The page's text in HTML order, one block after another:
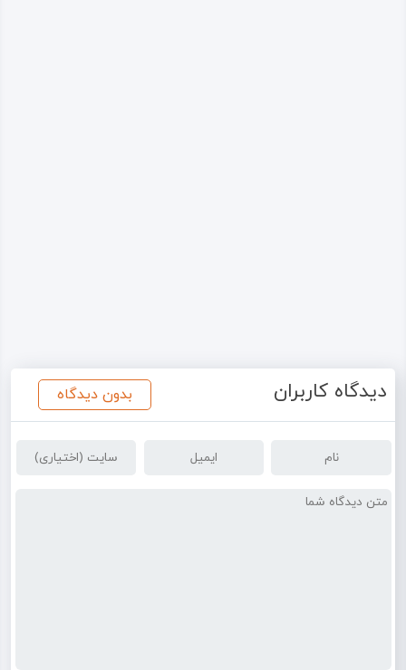
دیدگاه کاربران بدون دیدگاه